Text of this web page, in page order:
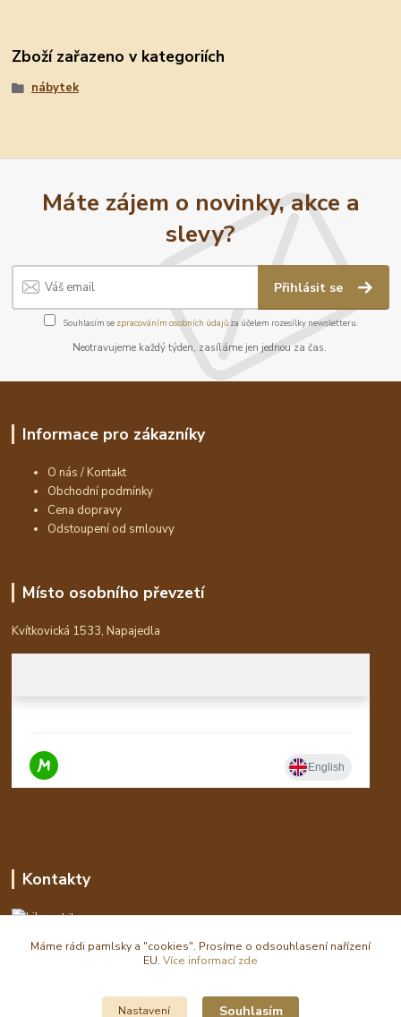
Zboží zařazeno v kategoriích
nábytek
Máte zájem o novinky, akce a
slevy?
Přihlásit se
Souhlasím se zpracováním osobních údajůza účelem rozesílky newsletteru.
Neotravujeme každý týden, zasíláme jen jednou za čas.
Informace pro zákazníky
O nás / Kontakt
Obchodní podmínky
Cena dopravy
Odstoupení od smlouvy
Místo osobního převzetí
Kvítkovická 1533, Napajedla
Kontakty
Libor
eshop(zavináč)waldi.cz
Máme rádi pamlsky a "cookies". Prosíme o odsouhlasení nařízení
EU. Více informací zde
Nastavení Souhlasím